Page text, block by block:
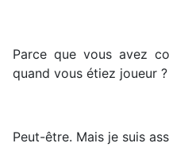
Parce que vous avez
quand vous étiez joueur ?
Peut-être. Mais je suis